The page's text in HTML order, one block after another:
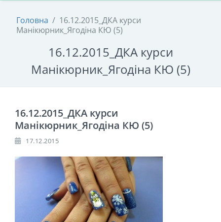
Головна / 16.12.2015_ДКА курси
Манікюрник_Ягодіна КЮ (5)
16.12.2015_ДКА курси
Манікюрник_Ягодіна КЮ (5)
16.12.2015_ДКА курси
Манікюрник_Ягодіна КЮ (5)
17.12.2015